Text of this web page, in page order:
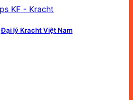
Đại lý Kracht Việt Nam